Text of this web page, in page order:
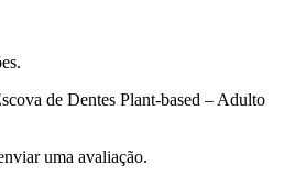
de Dentes Plant-based – Adulto
uma avaliação.